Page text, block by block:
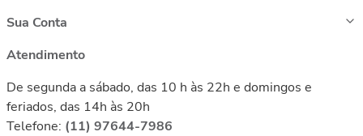
Sua Conta
Atendimento
De segunda a sábado, das 10 h às 22h e domingos e
feriados, das 14h às 20h
Telefone: (11) 97644-7986